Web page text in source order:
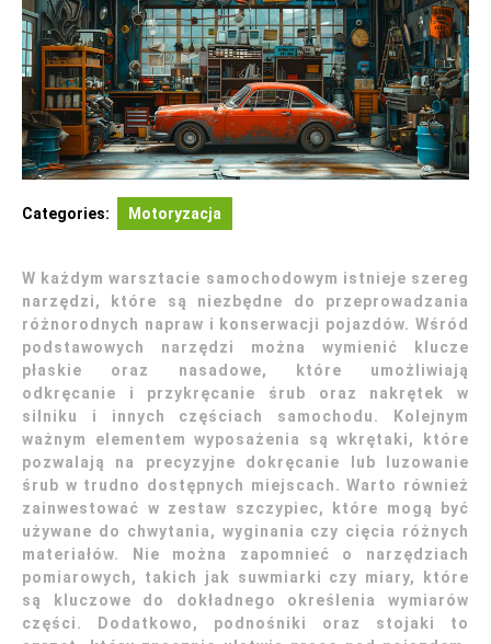
Categories: Motoryzacja
W każdym warsztacie samochodowym istnieje szereg
narzędzi, które są niezbędne do przeprowadzania
różnorodnych napraw i konserwacji pojazdów. Wśród
podstawowych narzędzi można wymienić klucze
płaskie oraz nasadowe, które umożliwiają
odkręcanie i przykręcanie śrub oraz nakrętek w
silniku i innych częściach samochodu. Kolejnym
ważnym elementem wyposażenia są wkrętaki, które
pozwalają na precyzyjne dokręcanie lub luzowanie
śrub w trudno dostępnych miejscach. Warto również
zainwestować w zestaw szczypiec, które mogą być
używane do chwytania, wyginania czy cięcia różnych
materiałów. Nie można zapomnieć o narzędziach
pomiarowych, takich jak suwmiarki czy miary, które
są kluczowe do dokładnego określenia wymiarów
części. Dodatkowo, podnośniki oraz stojaki to